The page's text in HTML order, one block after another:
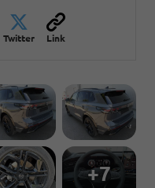
Twitter Link
+7